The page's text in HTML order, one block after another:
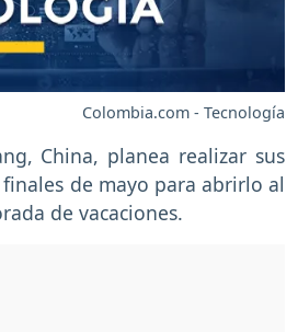
Colombia.com - Tecnología
China, planea realizar sus
de mayo para abrirlo al
de vacaciones.